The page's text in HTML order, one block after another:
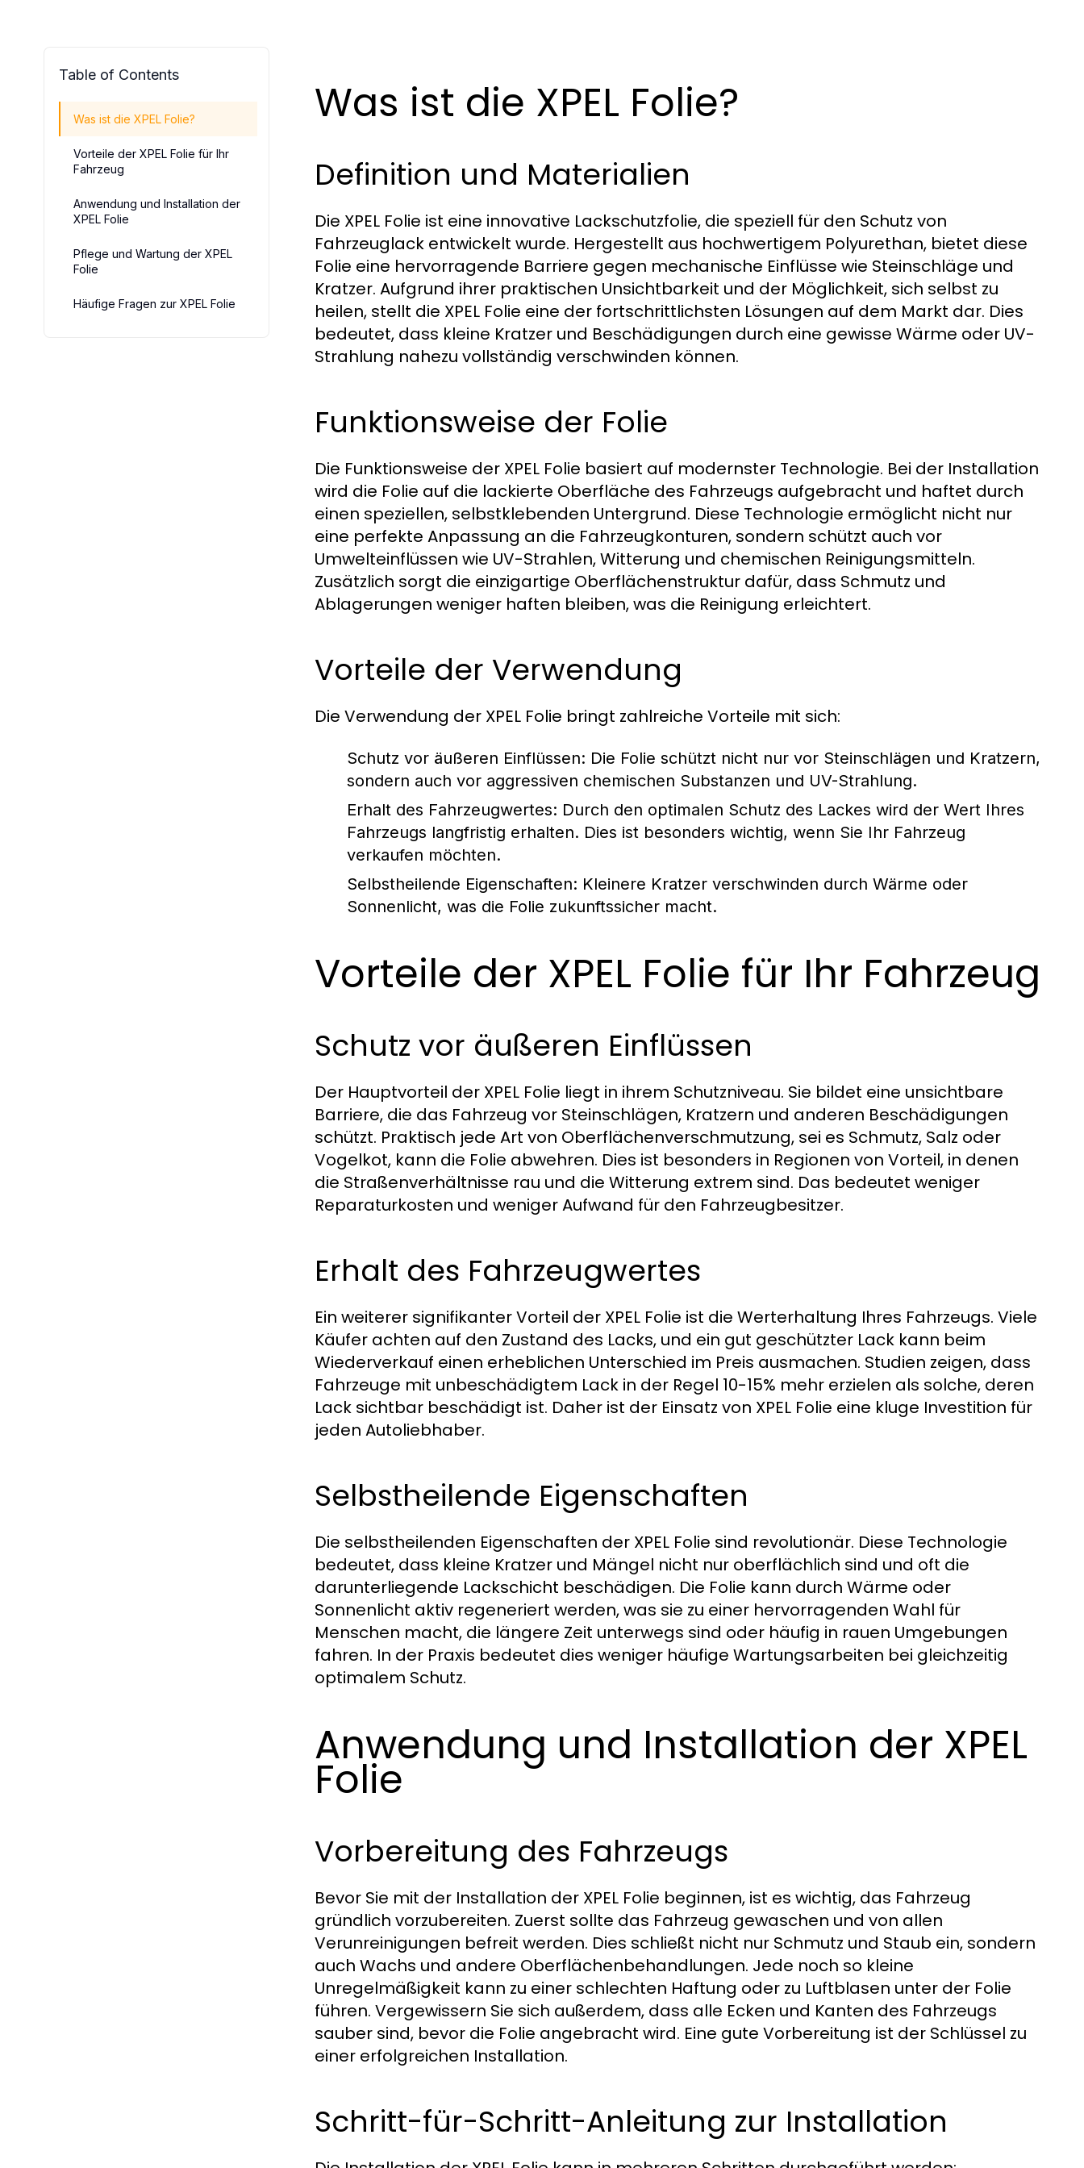
Table of Contents
Was ist die XPEL Folie?
Vorteile der XPEL Folie für Ihr
Fahrzeug
Anwendung und Installation der
XPEL Folie
Pflege und Wartung der XPEL
Folie
Häufige Fragen zur XPEL Folie
Was ist die XPEL Folie?
Definition und Materialien
Die XPEL Folie ist eine innovative Lackschutzfolie, die speziell für den Schutz von
Fahrzeuglack entwickelt wurde. Hergestellt aus hochwertigem Polyurethan, bietet diese
Folie eine hervorragende Barriere gegen mechanische Einflüsse wie Steinschläge und
Kratzer. Aufgrund ihrer praktischen Unsichtbarkeit und der Möglichkeit, sich selbst zu
heilen, stellt die XPEL Folie eine der fortschrittlichsten Lösungen auf dem Markt dar. Dies
bedeutet, dass kleine Kratzer und Beschädigungen durch eine gewisse Wärme oder UV-
Strahlung nahezu vollständig verschwinden können.
Funktionsweise der Folie
Die Funktionsweise der XPEL Folie basiert auf modernster Technologie. Bei der Installation
wird die Folie auf die lackierte Oberfläche des Fahrzeugs aufgebracht und haftet durch
einen speziellen, selbstklebenden Untergrund. Diese Technologie ermöglicht nicht nur
eine perfekte Anpassung an die Fahrzeugkonturen, sondern schützt auch vor
Umwelteinflüssen wie UV-Strahlen, Witterung und chemischen Reinigungsmitteln.
Zusätzlich sorgt die einzigartige Oberflächenstruktur dafür, dass Schmutz und
Ablagerungen weniger haften bleiben, was die Reinigung erleichtert.
Vorteile der Verwendung
Die Verwendung der XPEL Folie bringt zahlreiche Vorteile mit sich:
Schutz vor äußeren Einflüssen: Die Folie schützt nicht nur vor Steinschlägen und Kratzern,
sondern auch vor aggressiven chemischen Substanzen und UV-Strahlung.
Erhalt des Fahrzeugwertes: Durch den optimalen Schutz des Lackes wird der Wert Ihres
Fahrzeugs langfristig erhalten. Dies ist besonders wichtig, wenn Sie Ihr Fahrzeug
verkaufen möchten.
Selbstheilende Eigenschaften: Kleinere Kratzer verschwinden durch Wärme oder
Sonnenlicht, was die Folie zukunftssicher macht.
Vorteile der XPEL Folie für Ihr Fahrzeug
Schutz vor äußeren Einflüssen
Der Hauptvorteil der XPEL Folie liegt in ihrem Schutzniveau. Sie bildet eine unsichtbare
Barriere, die das Fahrzeug vor Steinschlägen, Kratzern und anderen Beschädigungen
schützt. Praktisch jede Art von Oberflächenverschmutzung, sei es Schmutz, Salz oder
Vogelkot, kann die Folie abwehren. Dies ist besonders in Regionen von Vorteil, in denen
die Straßenverhältnisse rau und die Witterung extrem sind. Das bedeutet weniger
Reparaturkosten und weniger Aufwand für den Fahrzeugbesitzer.
Erhalt des Fahrzeugwertes
Ein weiterer signifikanter Vorteil der XPEL Folie ist die Werterhaltung Ihres Fahrzeugs. Viele
Käufer achten auf den Zustand des Lacks, und ein gut geschützter Lack kann beim
Wiederverkauf einen erheblichen Unterschied im Preis ausmachen. Studien zeigen, dass
Fahrzeuge mit unbeschädigtem Lack in der Regel 10-15% mehr erzielen als solche, deren
Lack sichtbar beschädigt ist. Daher ist der Einsatz von XPEL Folie eine kluge Investition für
jeden Autoliebhaber.
Selbstheilende Eigenschaften
Die selbstheilenden Eigenschaften der XPEL Folie sind revolutionär. Diese Technologie
bedeutet, dass kleine Kratzer und Mängel nicht nur oberflächlich sind und oft die
darunterliegende Lackschicht beschädigen. Die Folie kann durch Wärme oder
Sonnenlicht aktiv regeneriert werden, was sie zu einer hervorragenden Wahl für
Menschen macht, die längere Zeit unterwegs sind oder häufig in rauen Umgebungen
fahren. In der Praxis bedeutet dies weniger häufige Wartungsarbeiten bei gleichzeitig
optimalem Schutz.
Anwendung und Installation der XPEL
Folie
Vorbereitung des Fahrzeugs
Bevor Sie mit der Installation der XPEL Folie beginnen, ist es wichtig, das Fahrzeug
gründlich vorzubereiten. Zuerst sollte das Fahrzeug gewaschen und von allen
Verunreinigungen befreit werden. Dies schließt nicht nur Schmutz und Staub ein, sondern
auch Wachs und andere Oberflächenbehandlungen. Jede noch so kleine
Unregelmäßigkeit kann zu einer schlechten Haftung oder zu Luftblasen unter der Folie
führen. Vergewissern Sie sich außerdem, dass alle Ecken und Kanten des Fahrzeugs
sauber sind, bevor die Folie angebracht wird. Eine gute Vorbereitung ist der Schlüssel zu
einer erfolgreichen Installation.
Schritt-für-Schritt-Anleitung zur Installation